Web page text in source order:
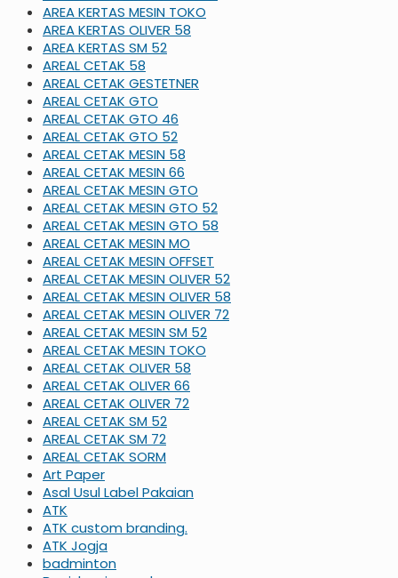
AREA KERTAS MESIN TOKO
AREA KERTAS OLIVER 58
AREA KERTAS SM 52
AREAL CETAK 58
AREAL CETAK GESTETNER
AREAL CETAK GTO
AREAL CETAK GTO 46
AREAL CETAK GTO 52
AREAL CETAK MESIN 58
AREAL CETAK MESIN 66
AREAL CETAK MESIN GTO
AREAL CETAK MESIN GTO 52
AREAL CETAK MESIN GTO 58
AREAL CETAK MESIN MO
AREAL CETAK MESIN OFFSET
AREAL CETAK MESIN OLIVER 52
AREAL CETAK MESIN OLIVER 58
AREAL CETAK MESIN OLIVER 72
AREAL CETAK MESIN SM 52
AREAL CETAK MESIN TOKO
AREAL CETAK OLIVER 58
AREAL CETAK OLIVER 66
AREAL CETAK OLIVER 72
AREAL CETAK SM 52
AREAL CETAK SM 72
AREAL CETAK SORM
Art Paper
Asal Usul Label Pakaian
ATK
ATK custom branding.
ATK Jogja
badminton